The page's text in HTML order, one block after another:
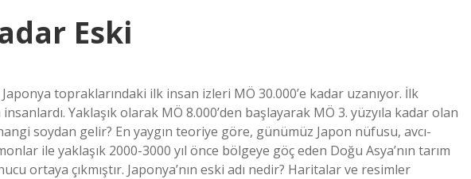
Eski
topraklarındaki ilk insan izleri MÖ 30.000’e kadar uzanıyor. İlk
Yaklaşık olarak MÖ 8.000’den başlayarak MÖ 3. yüzyıla kadar olan
soydan gelir? En yaygın teoriye göre, günümüz Japon nüfusu, avcı-
ile yaklaşık 2000-3000 yıl önce bölgeye göç eden Doğu Asya’nın tarım
ortaya çıkmıştır. Japonya’nın eski adı nedir? Haritalar ve resimler